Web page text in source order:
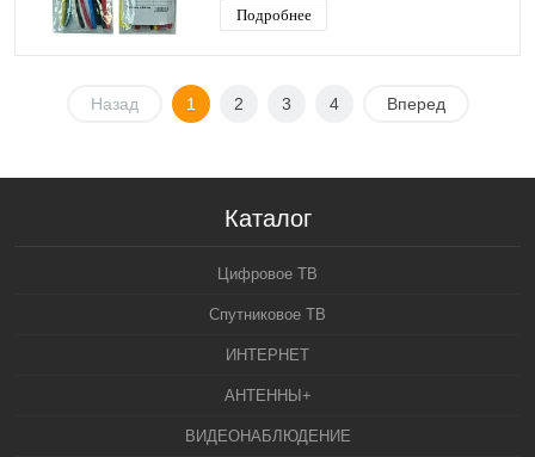
Подробнее
Назад 1 2 3 4 Вперед
Каталог
Цифровое ТВ
Спутниковое ТВ
ИНТЕРНЕТ
АНТЕННЫ+
ВИДЕОНАБЛЮДЕНИЕ